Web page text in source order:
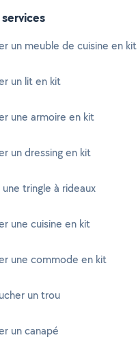
un meuble de cuisine en kit
un lit en kit
une armoire en kit
un dressing en kit
une tringle à rideaux
une cuisine en kit
une commode en kit
un trou
un canapé